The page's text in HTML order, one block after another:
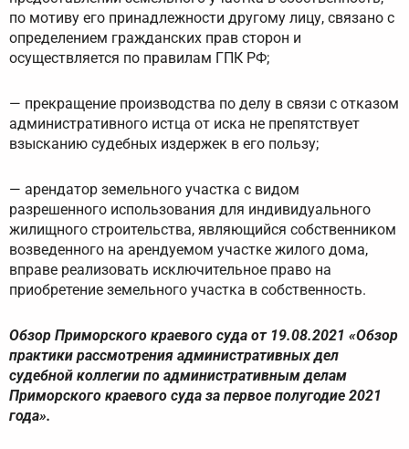
по мотиву его принадлежности другому лицу, связано с
определением гражданских прав сторон и
осуществляется по правилам ГПК РФ;
— прекращение производства по делу в связи с отказом
административного истца от иска не препятствует
взысканию судебных издержек в его пользу;
— арендатор земельного участка с видом
разрешенного использования для индивидуального
жилищного строительства, являющийся собственником
возведенного на арендуемом участке жилого дома,
вправе реализовать исключительное право на
приобретение земельного участка в собственность.
Обзор Приморского краевого суда от 19.08.2021 «Обзор
практики рассмотрения административных дел
судебной коллегии по административным делам
Приморского краевого суда за первое полугодие 2021
года».